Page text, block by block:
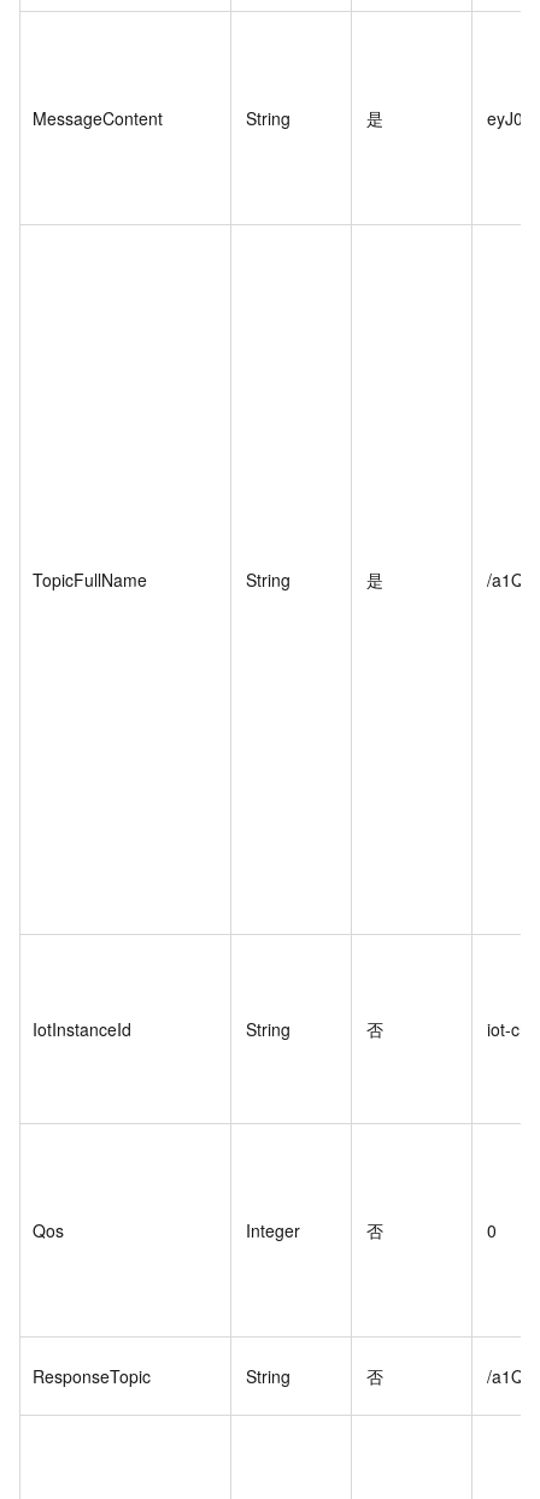
MessageContent String 是
TopicFullName String 是 /
IotInstanceId String 否 iot-cn-
Qos Integer 否 0
ResponseTopic String 否 /